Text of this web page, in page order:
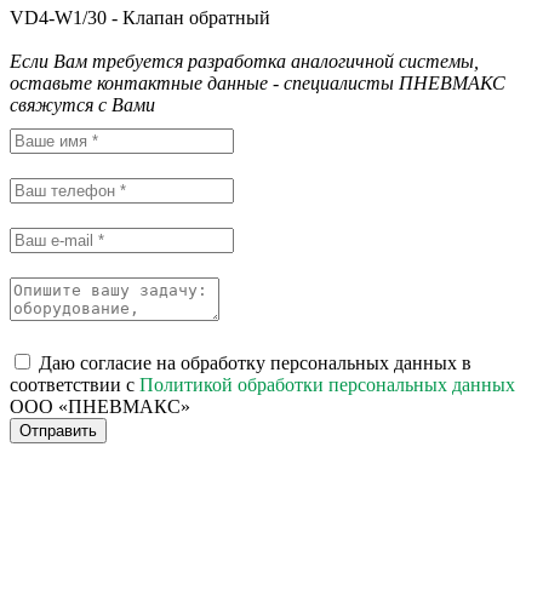
VD4-W1/30 - Клапан обратный
Если Вам требуется разработка аналогичной системы,
оставьте контактные данные - специалисты ПНЕВМАКС
свяжутся с Вами
Даю согласие на обработку персональных данных в
соответствии с Политикой обработки персональных данных
ООО «ПНЕВМАКС»
Отправить